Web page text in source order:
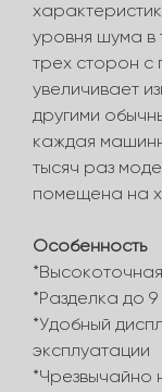
уровня шума в
трех сторон с
увеличивает
другими
каждая
тысяч раз
помещена на
Особенность
*Разделка до
*Удобный
эксплуатации
*Чрезвычайно